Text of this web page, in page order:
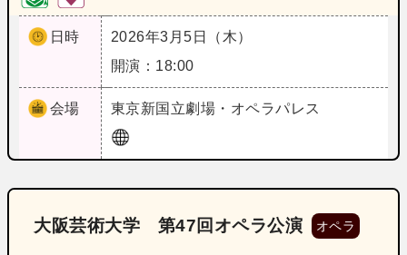
日時
2026年3月5日（木）
開演：18:00
会場 東京新国立劇場・オペラパレス
大阪芸術大学 第47回オペラ公演 オペラ